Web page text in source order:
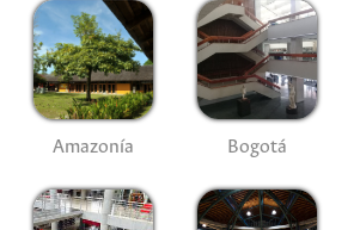
Amazonía Bogotá